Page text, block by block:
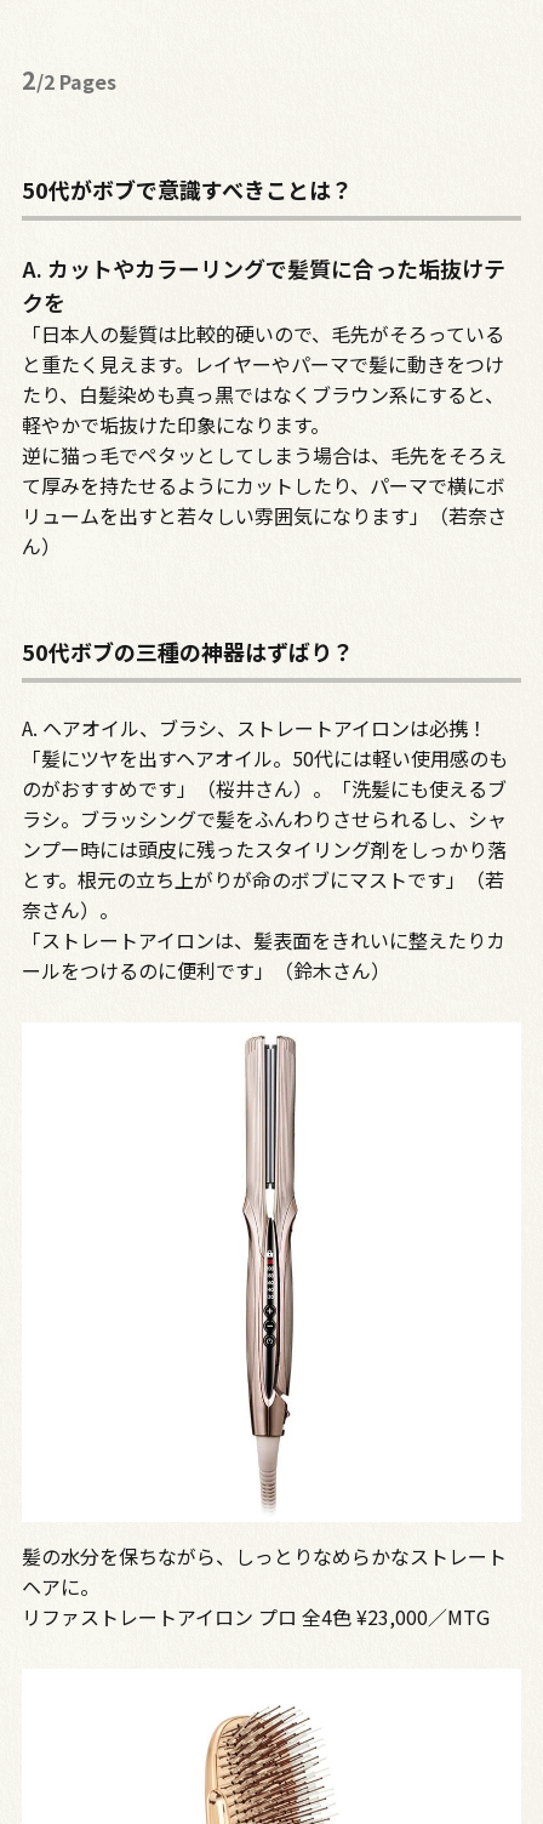
2/2 Pages
50代がボブで意識すべきことは？
A. カットやカラーリングで髪質に合った垢抜けテ
クを
「日本人の髪質は比較的硬いので、毛先がそろっている
と重たく見えます。レイヤーやパーマで髪に動きをつけ
たり、白髪染めも真っ黒ではなくブラウン系にすると、
軽やかで垢抜けた印象になります。
逆に猫っ毛でペタッとしてしまう場合は、毛先をそろえ
て厚みを持たせるようにカットしたり、パーマで横にボ
リュームを出すと若々しい雰囲気になります」（若奈さ
ん）
50代ボブの三種の神器はずばり？
A. ヘアオイル、ブラシ、ストレートアイロンは必携！
「髪にツヤを出すヘアオイル。50代には軽い使用感のも
のがおすすめです」（桜井さん）。「洗髪にも使えるブ
ラシ。ブラッシングで髪をふんわりさせられるし、シャ
ンプー時には頭皮に残ったスタイリング剤をしっかり落
とす。根元の立ち上がりが命のボブにマストです」（若
奈さん）。
「ストレートアイロンは、髪表面をきれいに整えたりカ
ールをつけるのに便利です」（鈴木さん）
髪の水分を保ちながら、しっとりなめらかなストレート
ヘアに。
リファストレートアイロン プロ 全4色 ¥23,000／MTG